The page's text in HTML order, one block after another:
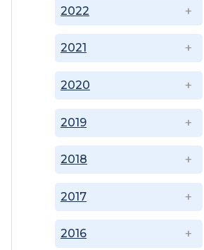
2016
2017
2018
2019
2020
2021
2022